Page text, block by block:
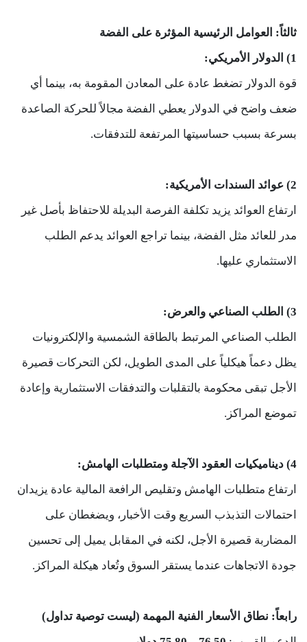
ثالثاً: العوامل الرئيسية المؤثرة على الفضة
1) الدولار الأمريكي:
قوة الدولار تضغط عادة على المعادن المقومة به، بينما أي
ضعف واضح في الدولار يعطي الفضة مجالاً للحركة الصاعدة
بسرعة بسبب حساسيتها المرتفعة للتدفقات.
2) عوائد السندات الأمريكية:
ارتفاع العوائد يزيد تكلفة الفرصة البديلة للاحتفاظ بأصل غير
مدر للعائد مثل الفضة، بينما تراجع العوائد يدعم الطلب
الاستثماري عليها.
3) الطلب الصناعي والعرض:
الطلب الصناعي المرتبط بالطاقة الشمسية والإلكترونيات
يظل دعماً هيكلياً على المدى الطويل، لكن التحركات قصيرة
الأجل تبقى محكومة بالتقلبات والتدفقات الاستثمارية وإعادة
تموضع المراكز.
4) ديناميكيات العقود الآجلة ومتطلبات الهامش:
ارتفاع متطلبات الهامش وتقليص الرافعة المالية عادة يزيدان
احتمالات التذبذب السريع وقت الأخبار، ويضغطان على
المضاربة قصيرة الأجل، لكنه في المقابل يميل إلى تحسين
جودة الاتجاهات عندما يستقر السوق وتُعاد هيكلة المراكز.
رابعاً: نطاق الأسعار الفنية المهمة (ليست توصية تداول)